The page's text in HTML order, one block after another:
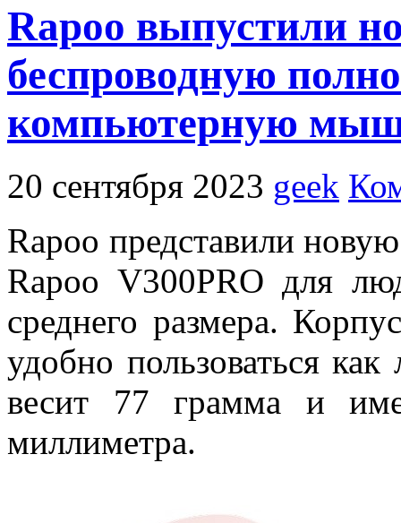
Rapoo выпустили
беспроводную
компьютерную
20 сентября 2023 geek
Rapoo представили
Rapoo V300PRO для
среднего размера.
удобно пользоваться
весит 77 грамма и
миллиметра.